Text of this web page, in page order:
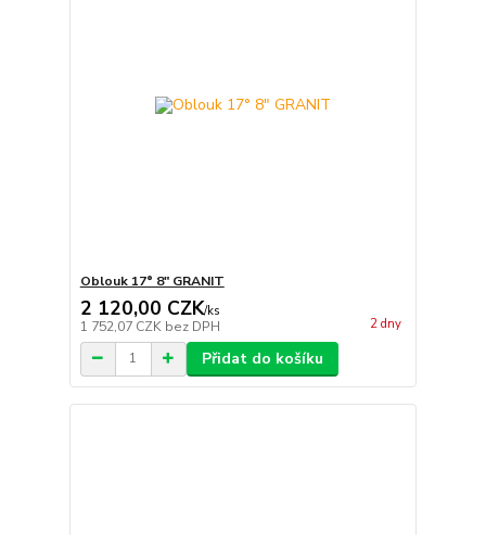
Oblouk 17° 8" GRANIT
2 120,00 CZK/ks
1 752,07 CZK bez DPH 2 dny
Přidat do košíku